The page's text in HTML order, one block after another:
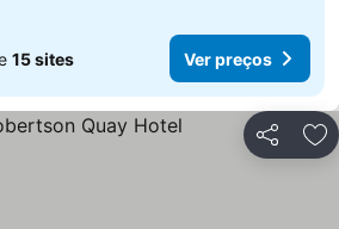
15 sites Ver preços
Partilhar